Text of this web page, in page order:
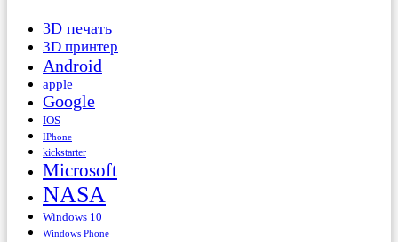
3D печать
3D принтер
Android
apple
Google
IOS
IPhone
kickstarter
Microsoft
NASA
Windows 10
Windows Phone